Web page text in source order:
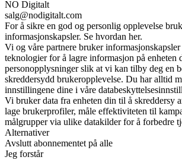
NO Digitalt
salg@nodigitalt.com
For å sikre en god og personlig opplevelse
informasjonskapsler. Se hvordan her.
Vi og våre partnere bruker
teknologier for å lagre informasjon på enheten
personopplysninger slik at vi kan tilby deg en
skreddersydd brukeropplevelse. Du har alltid
innstillingene dine i våre
Vi bruker data fra enheten din til å skreddersy
lage brukerprofiler, måle effektiviteten til
målgrupper via ulike datakilder for å forbedre
Alternativer
Avslutt abonnementet på alle
Jeg forstår